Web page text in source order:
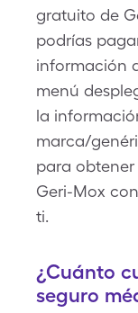
gratuito de
podrías
información
menú
la
marca/
para obtener
Geri-Mox
ti.
¿Cuánto
seguro